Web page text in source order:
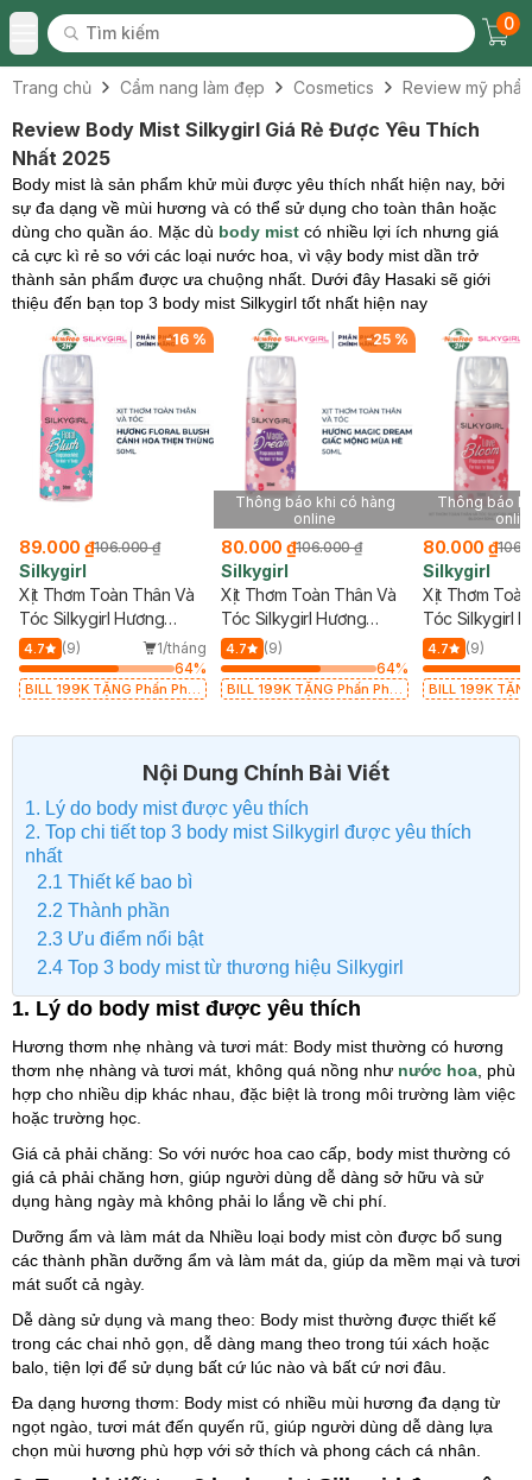
Toggle Menu
Tìm kiếm
Tìm kiếm
0
Trang chủ Cẩm nang làm đẹp Cosmetics Review mỹ
Review Body Mist Silkygirl Giá Rẻ Được Yêu Thích
Nhất 2025
Body mist là sản phẩm khử mùi được yêu thích nhất hiện nay, bởi
sự đa dạng về mùi hương và có thể sử dụng cho toàn thân hoặc
dùng cho quần áo. Mặc dù body mist có nhiều lợi ích nhưng giá
cả cực kì rẻ so với các loại nước hoa, vì vậy body mist dần trở
thành sản phẩm được ưa chuộng nhất. Dưới đây Hasaki sẽ giới
thiệu đến bạn top 3 body mist Silkygirl tốt nhất hiện nay
-16%
89.000 ₫106.000 ₫
Silkygirl
Xịt Thơm Toàn Thân Và
Tóc Silkygirl Hương
Floral Blush 50ml
4.7 (9)
1/tháng
64%
BILL 199K TẶNG Phấn Phủ
-25%
Thông báo khi có hàng
online
80.000 ₫106.000 ₫
Silkygirl
Xịt Thơm Toàn Thân Và
Tóc Silkygirl Hương
Magic Dream 50ml
4.7
(9)
64%
BILL 199K TẶNG Phấn Phủ
Thông báo
80.000 ₫
Silkygirl
Xịt Thơm
Tóc Silkygirl
Bloom 50ml
4.7 (9)
BILL 199K
Nội Dung Chính Bài Viết
1. Lý do body mist được yêu thích
2. Top chi tiết top 3 body mist Silkygirl được yêu thích
nhất
2.1 Thiết kế bao bì
2.2 Thành phần
2.3 Ưu điểm nổi bật
2.4 Top 3 body mist từ thương hiệu Silkygirl
1. Lý do body mist được yêu thích
Hương thơm nhẹ nhàng và tươi mát: Body mist thường có hương
thơm nhẹ nhàng và tươi mát, không quá nồng như nước hoa , phù
hợp cho nhiều dịp khác nhau, đặc biệt là trong môi trường làm việc
hoặc trường học.
Giá cả phải chăng: So với nước hoa cao cấp, body mist thường có
giá cả phải chăng hơn, giúp người dùng dễ dàng sở hữu và sử
dụng hàng ngày mà không phải lo lắng về chi phí.
Dưỡng ẩm và làm mát da Nhiều loại body mist còn được bổ sung
các thành phần dưỡng ẩm và làm mát da, giúp da mềm mại và tươi
mát suốt cả ngày.
Dễ dàng sử dụng và mang theo: Body mist thường được thiết kế
trong các chai nhỏ gọn, dễ dàng mang theo trong túi xách hoặc
balo, tiện lợi để sử dụng bất cứ lúc nào và bất cứ nơi đâu.
Đa dạng hương thơm: Body mist có nhiều mùi hương đa dạng từ
ngọt ngào, tươi mát đến quyến rũ, giúp người dùng dễ dàng lựa
chọn mùi hương phù hợp với sở thích và phong cách cá nhân.